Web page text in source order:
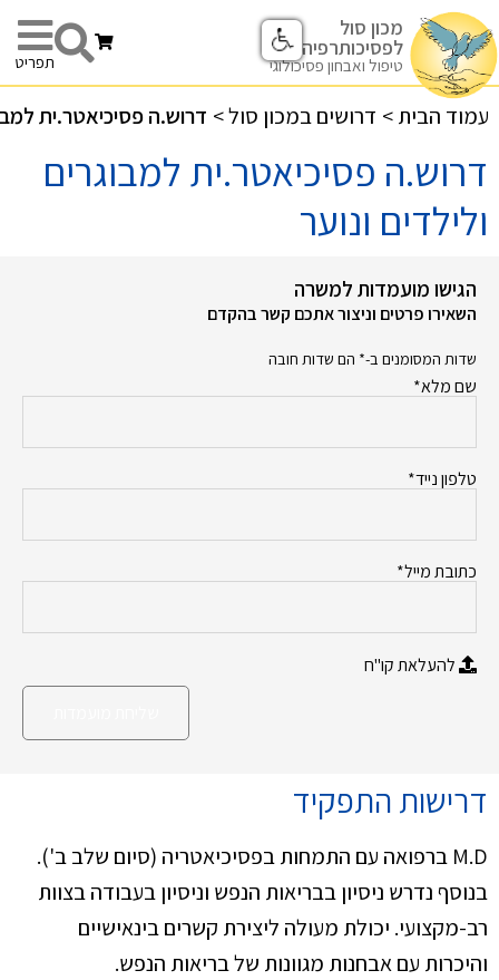
מכון סול
לפסיכותרפיה
טיפול ואבחון פסיכולוגי תפריט
דרוש.ה פסיכיאטר.ית >דרושים במכון סול > עמוד הבית
דרוש.ה פסיכיאטר.ית למבוגרים
ולילדים ונוער
דרישות התפקיד
M.D ברפואה עם התמחות בפסיכיאטריה (סיום שלב ב').
בנוסף נדרש ניסיון בבריאות הנפש וניסיון בעבודה בצוות
רב-מקצועי. יכולת מעולה ליצירת קשרים בינאישיים
והיכרות עם אבחנות מגוונות של בריאות הנפש.
הגישו מועמדות למשרה
השאירו פרטים וניצור אתכם קשר בהקדם
שדות המסומנים ב-* הם שדות חובה
שם מלא*
טלפון נייד*
כתובת מייל*
להעלאת קו"ח